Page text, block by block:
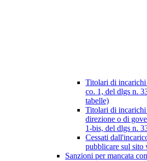
Titolari di
co. 1, del dlgs n.
tabelle)
Titolari di
direzione o di
1-bis, del dlgs n.
Cessati
pubblicare sul sito
Sanzioni per mancata